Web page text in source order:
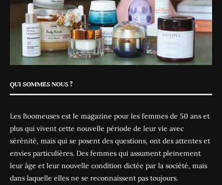
QUI SOMMES NOUS ?
Les Boomeuses est le magazine pour les femmes de 50 ans et
plus qui vivent cette nouvelle période de leur vie avec
sérénité, mais qui se posent des questions, ont des attentes et
envies particulières. Des femmes qui assument pleinement
leur âge et leur nouvelle condition dictée par la société, mais
dans laquelle elles ne se reconnaissent pas toujours.